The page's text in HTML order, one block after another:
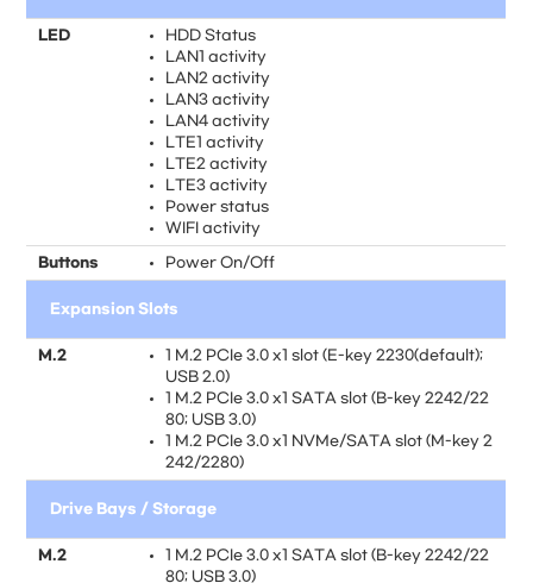
LED
HDD Status
LAN1 activity
LAN2 activity
LAN3 activity
LAN4 activity
LTE1 activity
LTE2 activity
LTE3 activity
Power status
WIFI activity
Buttons Power On/Off
Expansion Slots
M.2
1 M.2 PCIe 3.0 x1 slot (E-key 2230(default);
USB 2.0)
1 M.2 PCIe 3.0 x1 SATA slot (B-key 2242/22
80; USB 3.0)
1 M.2 PCIe 3.0 x1 NVMe/SATA slot (M-key 2
242/2280)
Drive Bays / Storage
M.2
1 M.2 PCIe 3.0 x1 SATA slot (B-key 2242/22
80; USB 3.0)